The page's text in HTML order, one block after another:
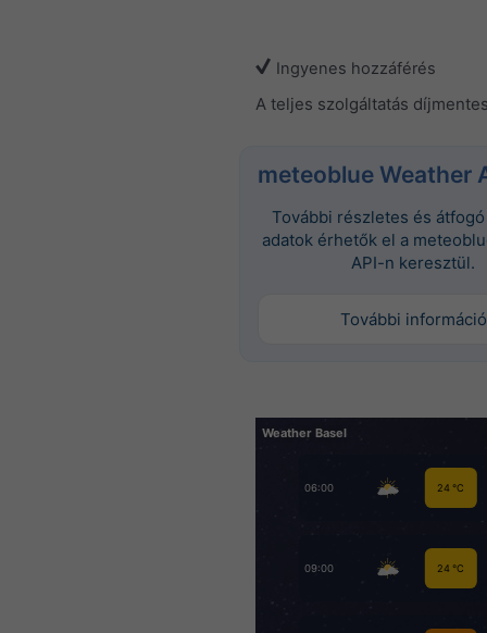
Ingyenes hozzáférés
A teljes szolgáltatás
meteoblue Weather
További részletes és
adatok érhetők el a
API-n keresztül.
További információ